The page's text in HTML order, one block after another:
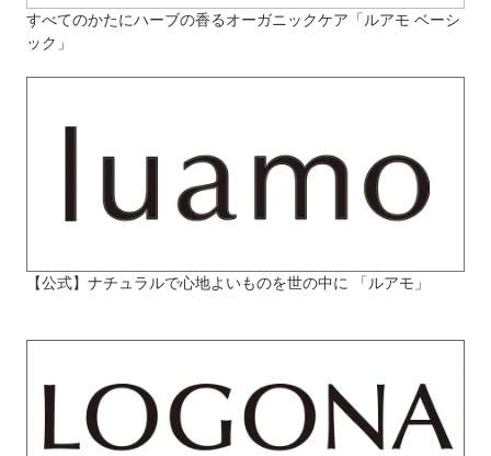
すべてのかたにハーブの香るオーガニックケア「ルアモ ベーシ
ック」
【公式】ナチュラルで心地よいものを世の中に 「ルアモ」